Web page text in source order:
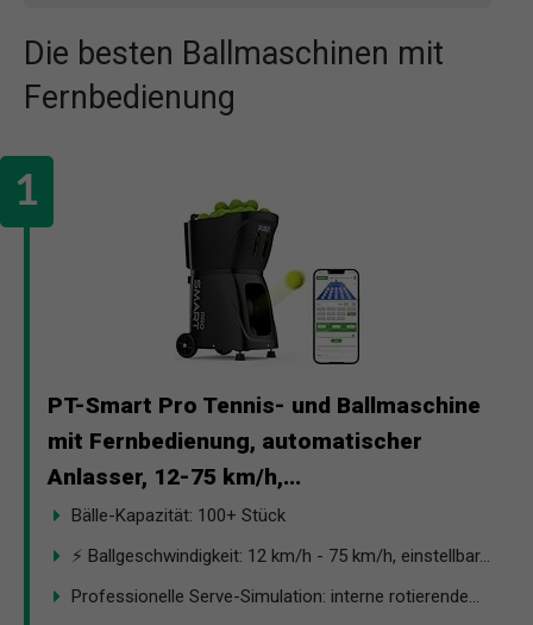
Die besten Ballmaschinen mit
Fernbedienung
PT-Smart Pro Tennis- und Ballmaschine
mit Fernbedienung, automatischer
Anlasser, 12-75 km/h,...
Bälle-Kapazität: 100+ Stück
⚡ Ballgeschwindigkeit: 12 km/h - 75 km/h, einstellbar...
Professionelle Serve-Simulation: interne rotierende...